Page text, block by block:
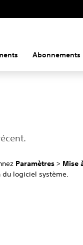
Abonnements
Paramètres > Mise
du logiciel système.